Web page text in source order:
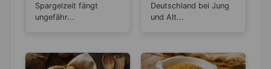
Spargelzeit fängt
ungefähr...
Deutschland bei Jung
und Alt...